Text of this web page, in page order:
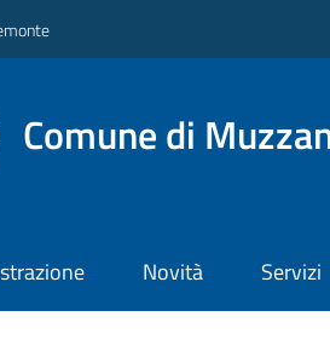
Comune di
Novità Servizi